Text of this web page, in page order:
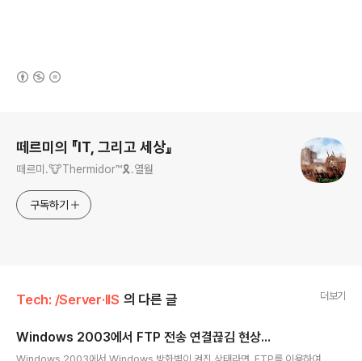
떼르미의 『IT, 그리고 세상』
떼르미.🐮Thermidor™🎗️.열월
구독하기
Tech: /Server·IIS 의 다른 글 더보기
Windows 2003에서 FTP 전송 연결끊김 현상...